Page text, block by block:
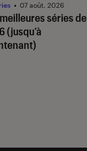
séries de
(jusqu’à
• 07 août. 2026